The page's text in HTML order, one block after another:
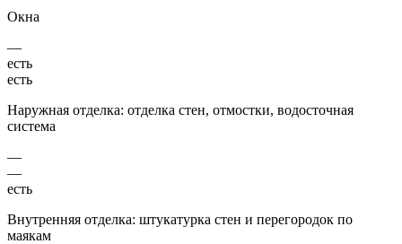
Окна
—
есть
есть
Наружная отделка: отделка стен, отмостки, водосточная
система
—
—
есть
Внутренняя отделка: штукатурка стен и перегородок по
маякам